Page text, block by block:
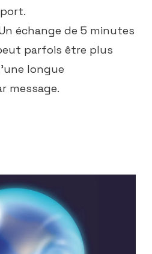
échange de 5 minutes
parfois être plus
longue
message.